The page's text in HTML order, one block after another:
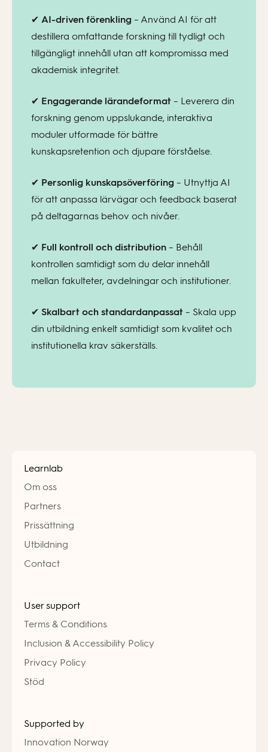
✔ AI-driven förenkling – Använd AI för att
destillera omfattande forskning till tydligt och
tillgängligt innehåll utan att kompromissa med
akademisk integritet.
✔ Engagerande lärandeformat – Leverera din
forskning genom uppslukande, interaktiva
moduler utformade för bättre
kunskapsretention och djupare förståelse.
✔ Personlig kunskapsöverföring – Utnyttja AI
för att anpassa lärvägar och feedback baserat
på deltagarnas behov och nivåer.
✔ Full kontroll och distribution – Behåll
kontrollen samtidigt som du delar innehåll
mellan fakulteter, avdelningar och institutioner.
✔ Skalbart och standardanpassat – Skala upp
din utbildning enkelt samtidigt som kvalitet och
institutionella krav säkerställs.
Learnlab
Om oss
Partners
Prissättning
Utbildning
Contact
User support
Terms & Conditions
Inclusion & Accessibility Policy
Privacy Policy
Stöd
Supported by
Innovation Norway